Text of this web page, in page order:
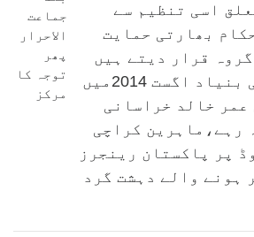
اسی تنظیم سے
بھارتی حمایت
قرار دیتے ہیں
جماعت الاحرار کی بنیاد اگست 2014میں
عمر خالد خراسانی
رہے،ماہرین کراچی
پر پاکستان رینجرز
ہونے والے دہشت گرد